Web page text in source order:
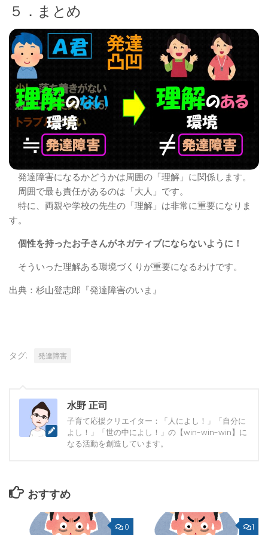
５．まとめ
発達障害になるかどうかは周囲の「理解」に関係します。
周囲で最も責任があるのは「大人」です。
特に、両親や学校の先生の「理解」は非常に重要になりま
す。
個性を持ったお子さんがネガティブにならないように！
そういった理解ある環境づくりが重要になるわけです。
出典：杉山登志郎『発達障害のいま』
タグ: 発達障害
水野 正司
子育て応援クリエイター：「人によし！」「自分に
よし！」「世の中によし！」の【win-win-win】に
なる活動を創造しています。
おすすめ
0 1